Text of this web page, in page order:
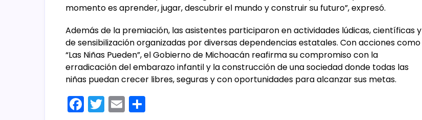
momento es aprender, jugar, descubrir el mundo y construir su futuro”, expresó.
Además de la premiación, las asistentes participaron en actividades lúdicas, científicas y
de sensibilización organizadas por diversas dependencias estatales. Con acciones como
“Las Niñas Pueden”, el Gobierno de Michoacán reafirma su compromiso con la
erradicación del embarazo infantil y la construcción de una sociedad donde todas las
niñas puedan crecer libres, seguras y con oportunidades para alcanzar sus metas.
F T E